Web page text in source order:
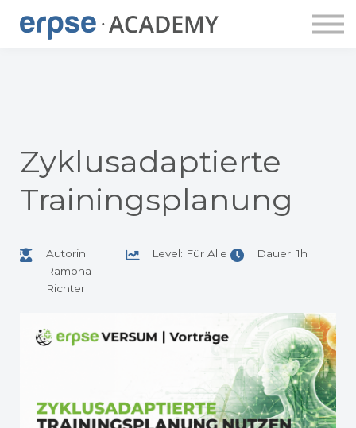
DOZENT:INNEN
Zyklusadaptierte
Trainingsplanung
Autorin:
Ramona
Richter
Level: Für Alle Dauer: 1h